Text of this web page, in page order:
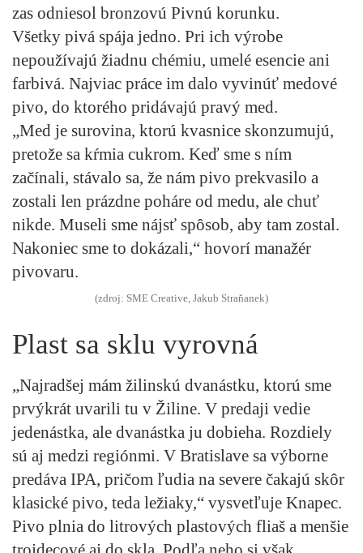
zas odniesol bronzovú Pivnú korunku.
Všetky pivá spája jedno. Pri ich výrobe
nepoužívajú žiadnu chémiu, umelé esencie ani
farbivá. Najviac práce im dalo vyvinúť medové
pivo, do ktorého pridávajú pravý med.
„Med je surovina, ktorú kvasnice skonzumujú,
pretože sa kŕmia cukrom. Keď sme s ním
začínali, stávalo sa, že nám pivo prekvasilo a
zostali len prázdne poháre od medu, ale chuť
nikde. Museli sme nájsť spôsob, aby tam zostal.
Nakoniec sme to dokázali,“ hovorí manažér
pivovaru.
(zdroj: SME Creative, Jakub Straňanek)
Plast sa sklu vyrovná
„Najradšej mám žilinskú dvanástku, ktorú sme
prvýkrát uvarili tu v Žiline. V predaji vedie
jedenástka, ale dvanástka ju dobieha. Rozdiely
sú aj medzi regiónmi. V Bratislave sa výborne
predáva IPA, pričom ľudia na severe čakajú skôr
klasické pivo, teda ležiaky,“ vysvetľuje Knapec.
Pivo plnia do litrových plastových fliaš a menšie